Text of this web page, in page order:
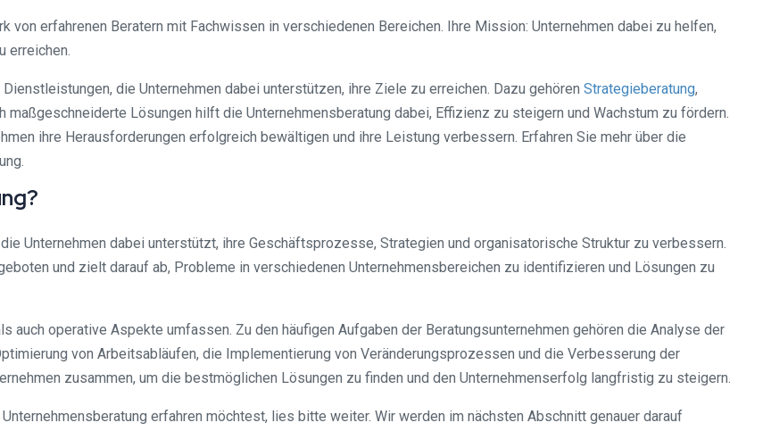
erfahrenen Beratern mit Fachwissen in verschiedenen Bereichen. Ihre Mission: Unternehmen dabei zu helfen,
erreichen.
die Unternehmen dabei unterstützen, ihre Ziele zu erreichen. Dazu gehören Strategieberatung,
Lösungen hilft die Unternehmensberatung dabei, Effizienz zu steigern und Wachstum zu fördern.
ihre Herausforderungen erfolgreich bewältigen und ihre Leistung verbessern. Erfahren Sie mehr über die
Unternehmen dabei unterstützt, ihre Geschäftsprozesse, Strategien und organisatorische Struktur zu verbessern.
und zielt darauf ab, Probleme in verschiedenen Unternehmensbereichen zu identifizieren und Lösungen zu
auch operative Aspekte umfassen. Zu den häufigen Aufgaben der Beratungsunternehmen gehören die Analyse der
von Arbeitsabläufen, die Implementierung von Veränderungsprozessen und die Verbesserung der
zusammen, um die bestmöglichen Lösungen zu finden und den Unternehmenserfolg langfristig zu steigern.
erfahren möchtest, lies bitte weiter. Wir werden im nächsten Abschnitt genauer darauf